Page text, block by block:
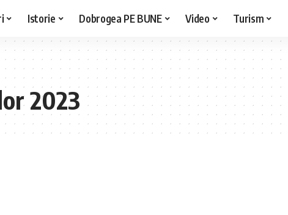
Istorie Dobrogea PE BUNE Video Turism
2023